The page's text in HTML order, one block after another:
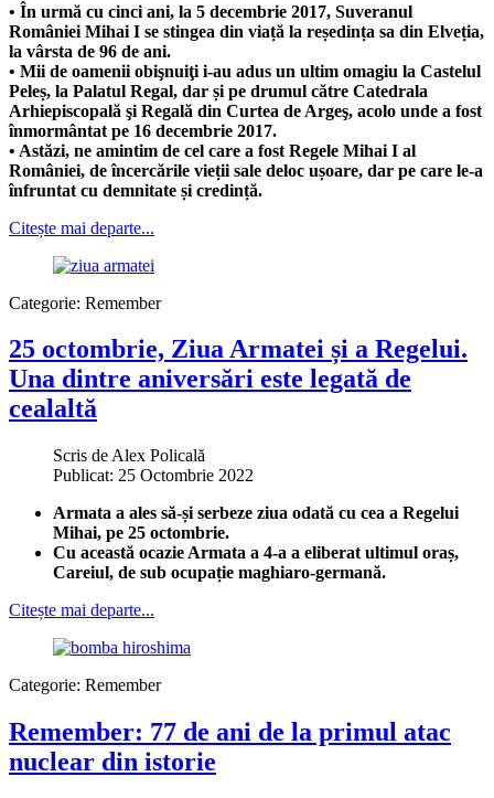
• În urmă cu cinci ani, la 5 decembrie 2017, Suveranul
României Mihai I se stingea din viață la reședința sa din Elveția,
la vârsta de 96 de ani.
• Mii de oamenii obişnuiţi i-au adus un ultim omagiu la Castelul
Peleș, la Palatul Regal, dar și pe drumul către Catedrala
Arhiepiscopală şi Regală din Curtea de Argeş, acolo unde a fost
înmormântat pe 16 decembrie 2017.
• Astăzi, ne amintim de cel care a fost Regele Mihai I al
României, de încercările vieții sale deloc ușoare, dar pe care le-a
înfruntat cu demnitate și credință.
Citește mai departe...
Categorie: Remember
25 octombrie, Ziua Armatei și a Regelui.
Una dintre aniversări este legată de
cealaltă
Scris de Alex Policală
Publicat: 25 Octombrie 2022
Armata a ales să-și serbeze ziua odată cu cea a Regelui
Mihai, pe 25 octombrie.
Cu această ocazie Armata a 4-a a eliberat ultimul oraș,
Careiul, de sub ocupație maghiaro-germană.
Citește mai departe...
Categorie: Remember
Remember: 77 de ani de la primul atac
nuclear din istorie